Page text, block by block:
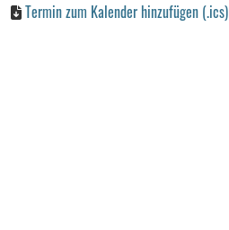
Termin zum Kalender hinzufügen (.ics)